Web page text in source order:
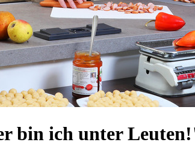
bin ich unter